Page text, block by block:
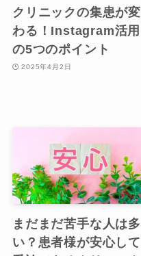
クリニックの集患が変
わる！Instagram活用
の5つのポイント
2025年4月2日
まだまだ苦手な人は多
い？患者様が安心して